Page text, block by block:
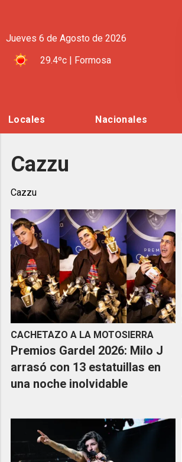
Jueves 6 de Agosto de 2026
29.4ºc | Formosa
Locales Nacionales
Cazzu
Cazzu
CACHETAZO A LA MOTOSIERRA
Premios Gardel 2026: Milo J
arrasó con 13 estatuillas en
una noche inolvidable